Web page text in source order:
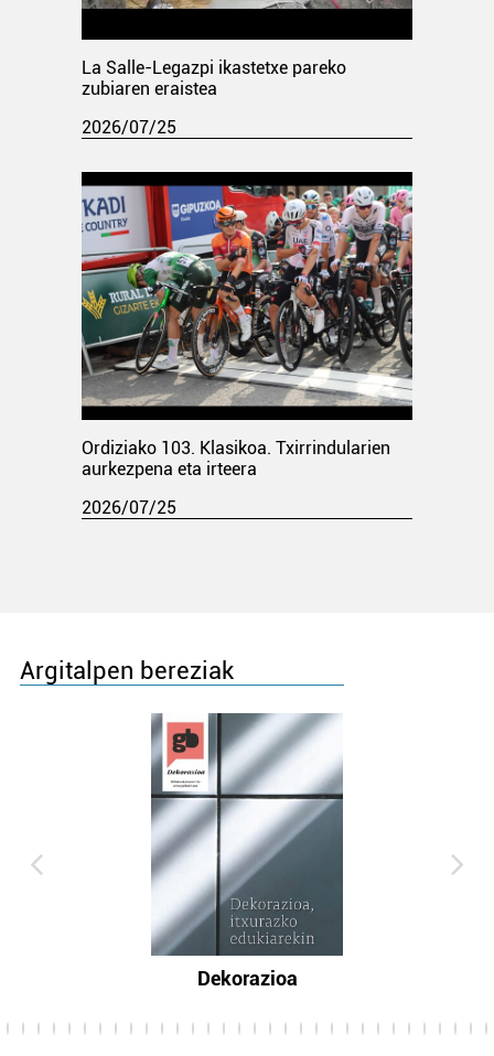
La Salle-Legazpi ikastetxe pareko
zubiaren eraistea
2026/07/25
Ordiziako 103. Klasikoa. Txirrindularien
aurkezpena eta irteera
2026/07/25
Argitalpen bereziak
Dekorazioa